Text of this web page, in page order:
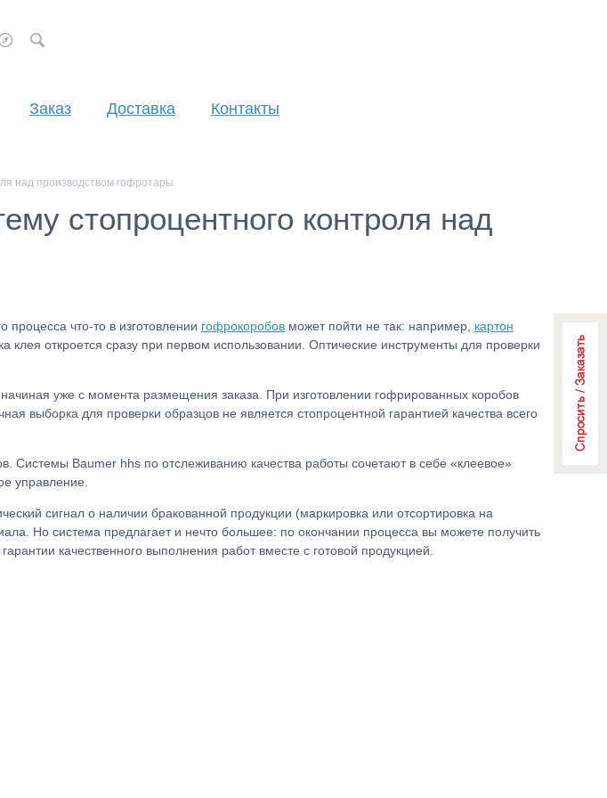
Заказ Доставка Контакты
над производством гофротары
стопроцентного контроля над
что-то в изготовлении гофрокоробов может пойти не так: например, картон
откроется сразу при первом использовании. Оптические инструменты для проверки
уже с момента размещения заказа. При изготовлении гофрированных коробов
выборка для проверки образцов не является стопроцентной гарантией качества всего
Системы Baumer hhs по отслеживанию качества работы сочетают в себе «клеевое»
управление.
сигнал о наличии бракованной продукции (маркировка или отсортировка на
Но система предлагает и нечто большее: по окончании процесса вы можете получить
качественного выполнения работ вместе с готовой продукцией.